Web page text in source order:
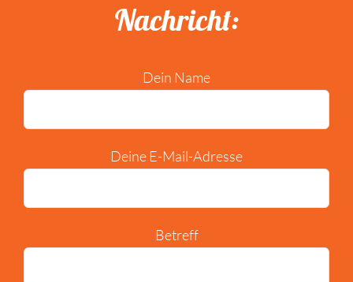
Nachricht:
Dein Name
Deine E-Mail-Adresse
Betreff